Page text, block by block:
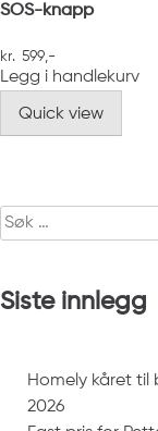
SOS-knapp
kr 599,-
Legg i handlekurv
Quick view
Søk
etter:
Siste innlegg
Homely kåret til
2026